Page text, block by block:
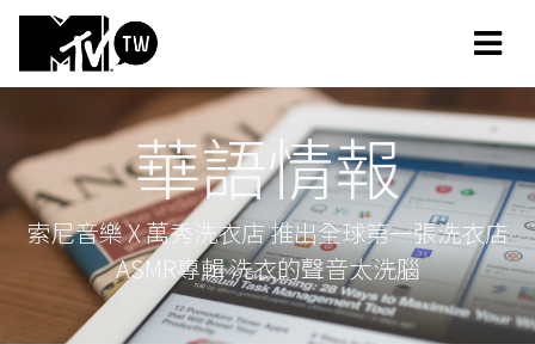
華語情報
索尼音樂 X 萬秀洗衣店 推出全球第一張洗衣店
ASMR專輯 洗衣的聲音太洗腦